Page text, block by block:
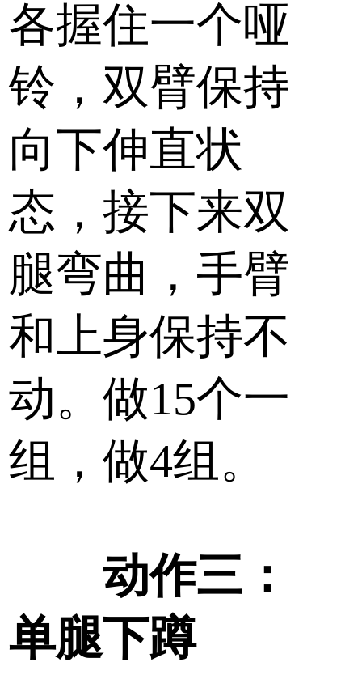
各握住一个哑
铃，双臂保持
向下伸直状
态，接下来双
腿弯曲，手臂
和上身保持不
动。做15个一
组，做4组。
动作三：
单腿下蹲